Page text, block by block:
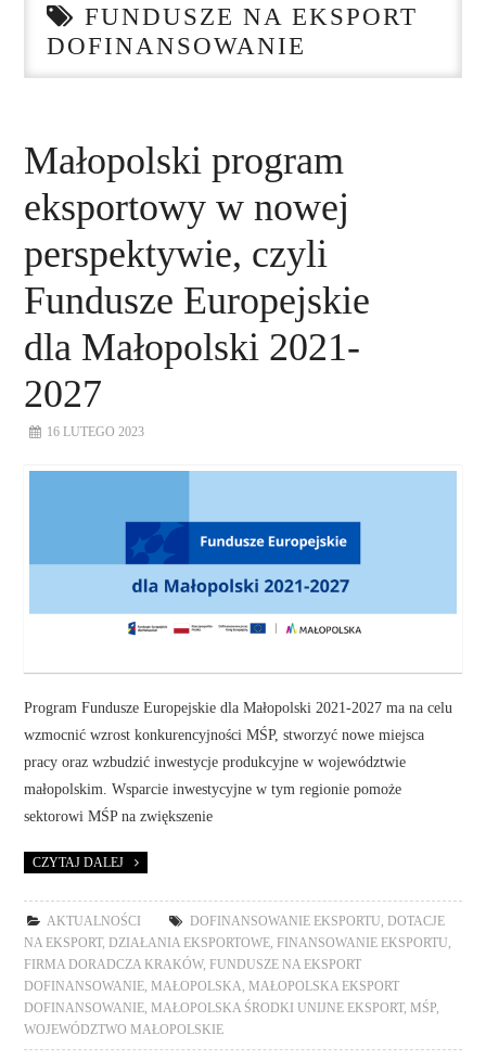
O NAS
DORADZTWO
PLAN ROZWOJU EKSPORTU
PROEXIO
FUNDUSZE NA EKSPORT
DOFINANSOWANIE
Małopolski program
eksportowy w nowej
perspektywie, czyli
Fundusze Europejskie
dla Małopolski 2021-
2027
16 LUTEGO 2023
Program Fundusze Europejskie dla Małopolski 2021-2027 ma na celu
wzmocnić wzrost konkurencyjności MŚP, stworzyć nowe miejsca
pracy oraz wzbudzić inwestycje produkcyjne w województwie
małopolskim. Wsparcie inwestycyjne w tym regionie pomoże
sektorowi MŚP na zwiększenie
CZYTAJ DALEJ
AKTUALNOŚCI DOFINANSOWANIE EKSPORTU
DOTACJE
NA EKSPORT, DZIAŁANIA EKSPORTOWE FINANSOWANIE EKSPORTU
FIRMA DORADCZA KRAKÓW, FUNDUSZE NA EKSPORT
DOFINANSOWANIE
MAŁOPOLSKA
MAŁOPOLSKA EKSPORT
DOFINANSOWANIE
MAŁOPOLSKA ŚRODKI UNIJNE EKSPORT, MŚP
WOJEWÓDZTWO MAŁOPOLSKIE